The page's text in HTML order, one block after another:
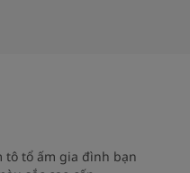
tô tổ ấm gia đình bạn